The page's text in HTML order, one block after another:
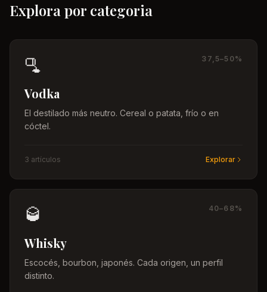
Explora por categoria
🫗 37,5–50%
Vodka
El destilado más neutro. Cereal o patata, frío o en
cóctel.
3 artículos Explorar
🥃 40–68%
Whisky
Escocés, bourbon, japonés. Cada origen, un perfil
distinto.